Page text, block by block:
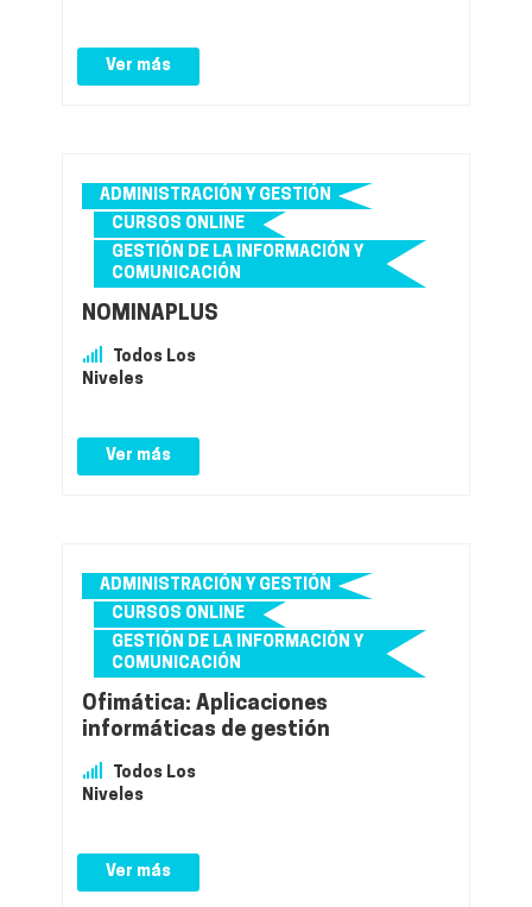
Ver más
ADMINISTRACIÓN Y GESTIÓN
CURSOS ONLINE
GESTIÓN DE LA INFORMACIÓN Y
COMUNICACIÓN
NOMINAPLUS
Todos Los
Niveles
Ver más
ADMINISTRACIÓN Y GESTIÓN
CURSOS ONLINE
GESTIÓN DE LA INFORMACIÓN Y
COMUNICACIÓN
Ofimática: Aplicaciones
informáticas de gestión
Todos Los
Niveles
Ver más